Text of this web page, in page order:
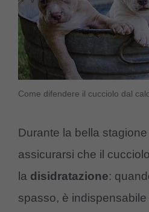
Come difendere il cucciolo dal
Durante la bella
assicurarsi che il
la disidratazione:
spasso, è indispensabile